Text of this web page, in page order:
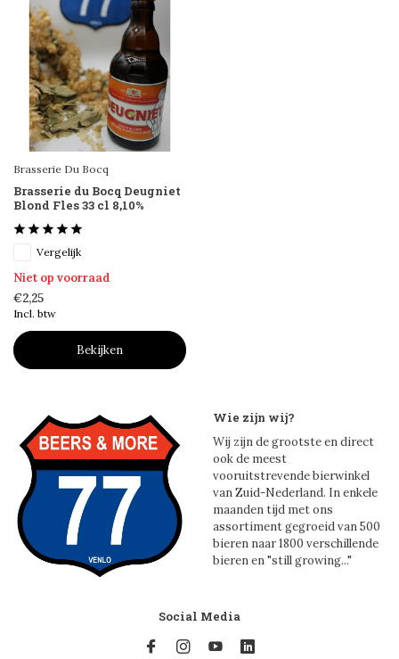
Brasserie Du Bocq
Brasserie du Bocq Deugniet
Blond Fles 33 cl 8,10%
Vergelijk
Niet op voorraad
€2,25
Incl. btw
Bekijken
Wie zijn wij?
Wij zijn de grootste en direct
ook de meest
vooruitstrevende bierwinkel
van Zuid-Nederland. In enkele
maanden tijd met ons
assortiment gegroeid van 500
bieren naar 1800 verschillende
bieren en "still growing..."
Social Media